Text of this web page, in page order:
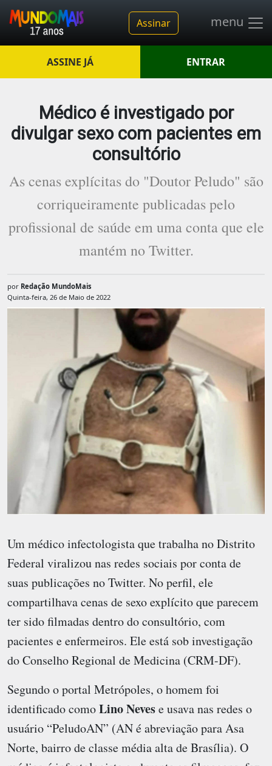
Assinar menu
ASSINE JÁ ENTRAR
Médico é investigado por
divulgar sexo com pacientes em
consultório
As cenas explícitas do "Doutor Peludo" são
corriqueiramente publicadas pelo
profissional de saúde em uma conta que ele
mantém no Twitter.
por Redação MundoMais
Quinta-feira, 26 de Maio de 2022
Um médico infectologista que trabalha no Distrito
Federal viralizou nas redes sociais por conta de
suas publicações no Twitter. No perfil, ele
compartilhava cenas de sexo explícito que parecem
ter sido filmadas dentro do consultório, com
pacientes e enfermeiros. Ele está sob investigação
do Conselho Regional de Medicina (CRM-DF).
Segundo o portal Metrópoles, o homem foi
identificado comoLino Nevese usava nas redes o
usuário “PeludoAN” (AN é abreviação para Asa
Norte, bairro de classe média alta de Brasília). O